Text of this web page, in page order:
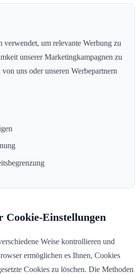
verwendet, um relevante Werbung zu
unserer Marketingkampagnen zu
uns oder unseren Werbepartnern
Einstellungen
Weise kontrollieren und
ermöglichen es Ihnen, Cookies
Cookies zu löschen. Die Methoden